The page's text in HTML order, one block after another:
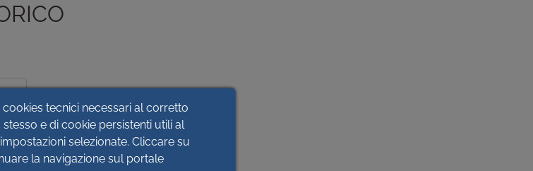
tecnici necessari al corretto
e di cookie persistenti utili al
selezionate. Cliccare su
la navigazione sul portale